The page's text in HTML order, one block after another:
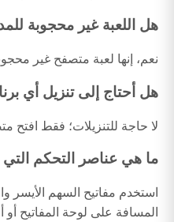
هل اللعبة غير محجوبة
نعم، إنها لعبة متصفح غير
هل أحتاج إلى تنزيل أي
لا حاجة للتنزيلات؛ فقط افتح
ما هي عناصر التحكم التي
استخدم مفاتيح السهم الأيسر
المسافة على لوحة المفاتيح